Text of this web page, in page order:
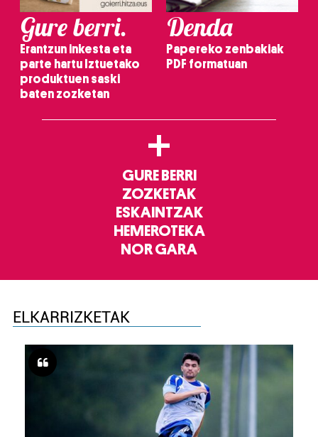
Gure berri.
Erantzun inkesta eta
parte hartu Iztuetako
produktuen saski
baten zozketan
Denda
Papereko zenbakiak
PDF formatuan
+
GURE BERRI
ZOZKETAK
ESKAINTZAK
HEMEROTEKA
NOR GARA
ELKARRIZKETAK